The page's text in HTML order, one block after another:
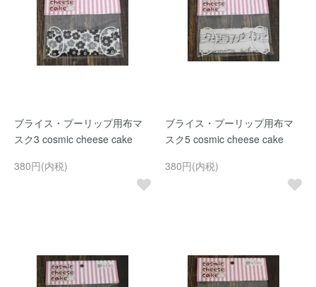
ブライス・プーリップ用布マ
スク3 cosmic cheese cake
380円(内税)
ブライス・プーリップ用布マ
スク5 cosmic cheese cake
380円(内税)